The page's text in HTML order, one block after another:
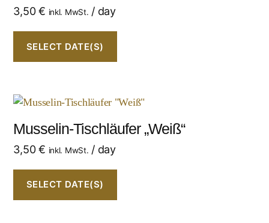
3,50€ inkl. MwSt. / day
SELECT DATE(S)
Musselin-Tischläufer „Weiß“
3,50€ inkl. MwSt. / day
SELECT DATE(S)